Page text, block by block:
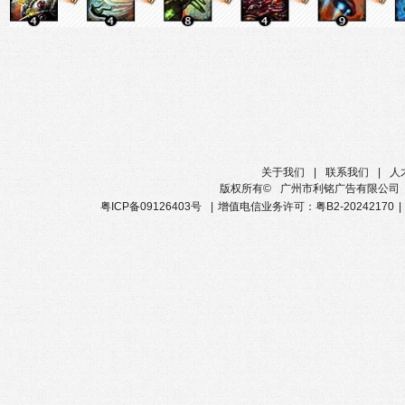
关于我们 联系我们
人
版权所有©
广州市利铭广告有限公司
粤ICP备09126403号
增值电信业务许可：粤B2-20242170